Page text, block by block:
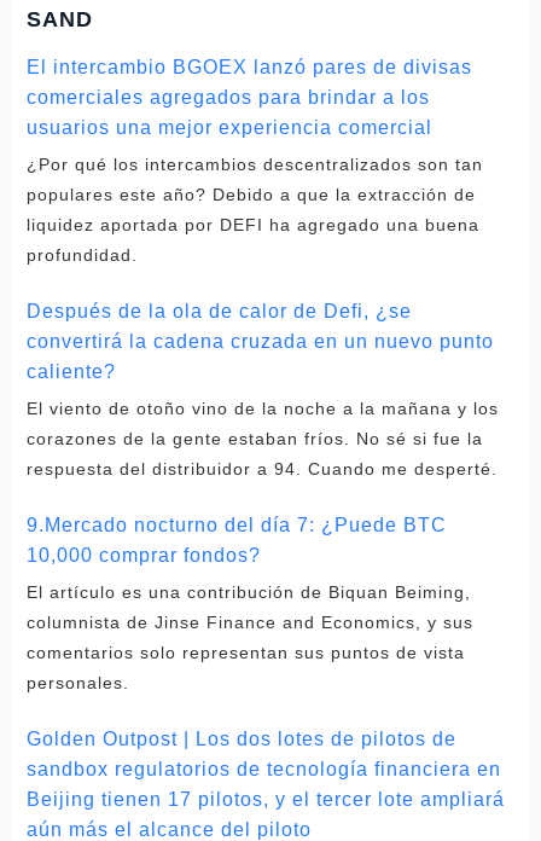
SAND
El intercambio BGOEX lanzó pares de divisas
comerciales agregados para brindar a los
usuarios una mejor experiencia comercial
¿Por qué los intercambios descentralizados son tan
populares este año? Debido a que la extracción de
liquidez aportada por DEFI ha agregado una buena
profundidad.
Después de la ola de calor de Defi, ¿se
convertirá la cadena cruzada en un nuevo punto
caliente?
El viento de otoño vino de la noche a la mañana y los
corazones de la gente estaban fríos. No sé si fue la
respuesta del distribuidor a 94. Cuando me desperté.
9.Mercado nocturno del día 7: ¿Puede BTC
10,000 comprar fondos?
El artículo es una contribución de Biquan Beiming,
columnista de Jinse Finance and Economics, y sus
comentarios solo representan sus puntos de vista
personales.
Golden Outpost | Los dos lotes de pilotos de
sandbox regulatorios de tecnología financiera en
Beijing tienen 17 pilotos, y el tercer lote ampliará
aún más el alcance del piloto